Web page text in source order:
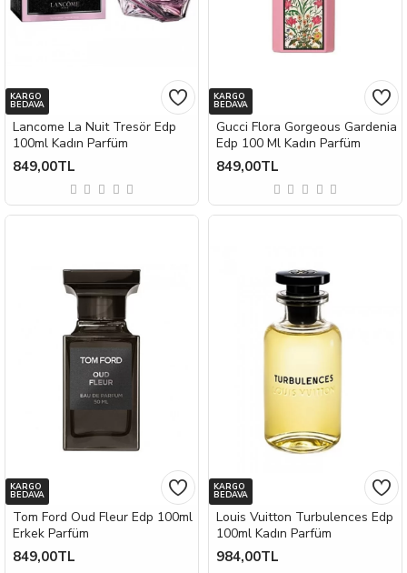
KARGO
BEDAVA
Lancome La Nuit Tresör Edp
100ml Kadın Parfüm
849,00TL
KARGO
BEDAVA
Gucci Flora Gorgeous Gardenia
Edp 100 Ml Kadın Parfüm
849,00TL
KARGO
BEDAVA
Tom Ford Oud Fleur Edp 100ml
Erkek Parfüm
849,00TL
KARGO
BEDAVA
Louis Vuitton Turbulences Edp
100ml Kadın Parfüm
984,00TL